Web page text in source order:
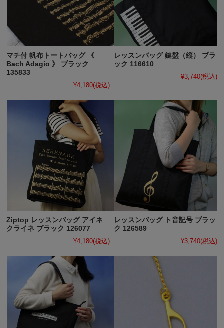
マチ付 帆布トートバッグ 《
Bach Adagio 》 ブラック
135833
¥4,180(税込)
レッスンバッグ 鍵盤（縦） ブラ
ック 116610
¥3,740(税込)
Ziptop レッスンバッグ アイネ
クライネ ブラック 126077
¥4,180(税込)
レッスンバッグ ト音記号 ブラッ
ク 126589
¥3,740(税込)